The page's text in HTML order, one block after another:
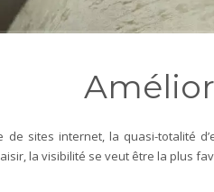
de sites internet, la quasi-totalité
la visibilité se veut être la plus